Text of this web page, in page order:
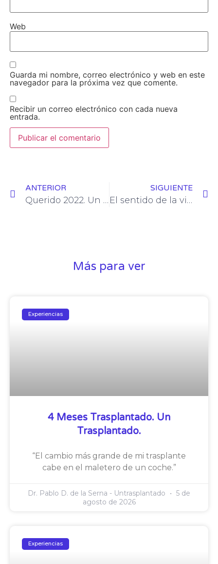
Web
Guarda mi nombre, correo electrónico y web en este
navegador para la próxima vez que comente.
Recibir un correo electrónico con cada nueva
entrada.
ANTERIOR
Querido 2022. Un trasplantado.
SIGUIENTE
El sentido de la vida. Un trasplantado.
Más para ver
Experiencias
4 Meses Trasplantado. Un
Trasplantado.
“El cambio más grande de mi trasplante
cabe en el maletero de un coche.”
Dr. Pablo D. de la Serna - Untrasplantado
5 de
agosto de 2026
Experiencias